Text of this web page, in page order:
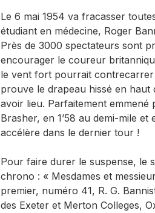
Le 6 mai 1954 va fracasser
étudiant en médecine, Roger
Près de 3000 spectateurs sont
encourager le coureur
le vent fort pourrait contrecarrer
prouve le drapeau hissé en haut
avoir lieu. Parfaitement emmené
Brasher, en 1’58 au demi-mile et
accélère dans le dernier tour !
Pour faire durer le suspense, le
chrono : « Mesdames et
premier, numéro 41, R. G.
des Exeter et Merton Colleges,